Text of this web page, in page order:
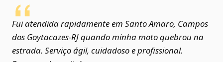
Fui atendida rapidamente em Santo Amaro, Campos
dos Goytacazes‑RJ quando minha moto quebrou na
estrada. Serviço ágil, cuidadoso e profissional.